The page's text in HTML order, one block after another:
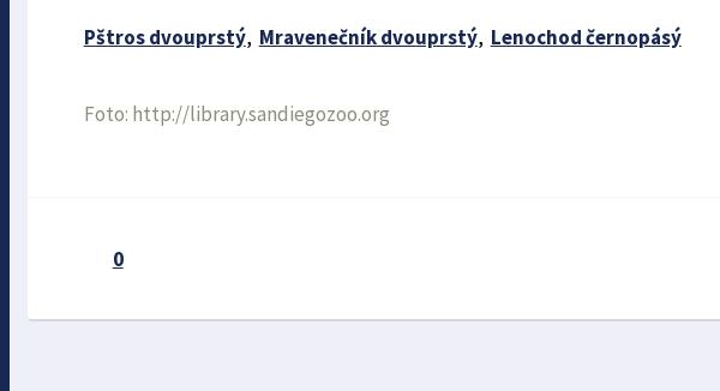
Pštros dvouprstý, Mravenečník dvouprstý, Lenochod černopásý
Foto: http://library.sandiegozoo.org
0